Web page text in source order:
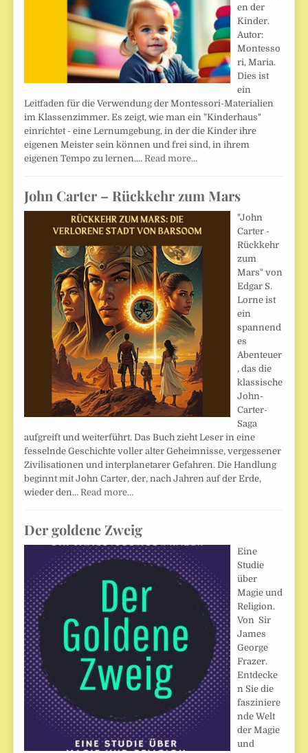
en der
Kinder.
Autor:
Montesso
ri, Maria.
Dies ist
ein
Leitfaden für die Verwendung der Montessori-Materialien
im Klassenzimmer. Es zeigt, wie man ein "Kinderhaus"
einrichtet - eine Lernumgebung, in der die Kinder ihre
eigenen Meister sein können und frei sind, in ihrem
eigenen Tempo zu lernen.…Read more…
John Carter – Rückkehr zum Mars
"John
Carter -
Rückkehr
zum
Mars" von
Edgar S.
Lorne ist
ein
spannend
es
Abenteuer
, das die
klassische
John-
Carter-
Saga
aufgreift und weiterführt. Das Buch zieht Leser in eine
fesselnde Geschichte voller alter Geheimnisse, vergessener
Zivilisationen und interplanetarer Gefahren. Die Handlung
beginnt mit John Carter, der, nach Jahren auf der Erde,
wieder den…Read more…
Der goldene Zweig
Eine
Studie
über
Magie und
Religion.
Von Sir
James
George
Frazer.
Entdecke
n Sie die
fasziniere
nde Welt
der Magie
und